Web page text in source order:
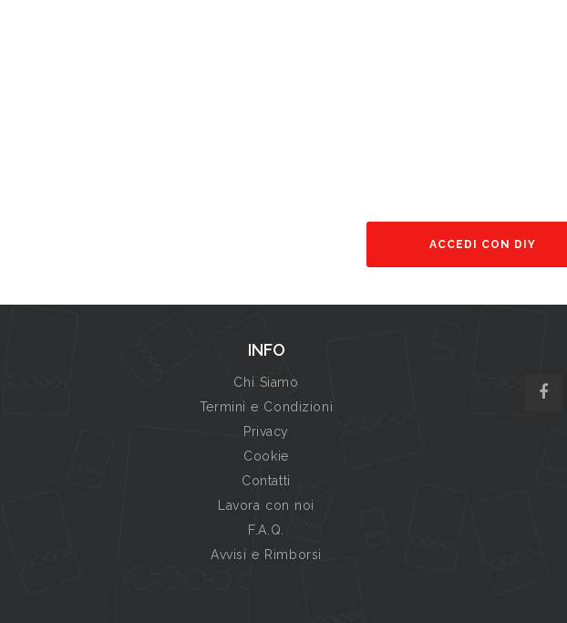
ACCEDI CON DIY
INFO
Chi Siamo
Termini e Condizioni
Privacy
Cookie
Contatti
Lavora con noi
F.A.Q.
Avvisi e Rimborsi